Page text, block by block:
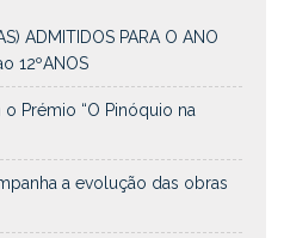
ADMITIDOS PARA O ANO
12ºANOS
Prémio “O Pinóquio na
a evolução das obras